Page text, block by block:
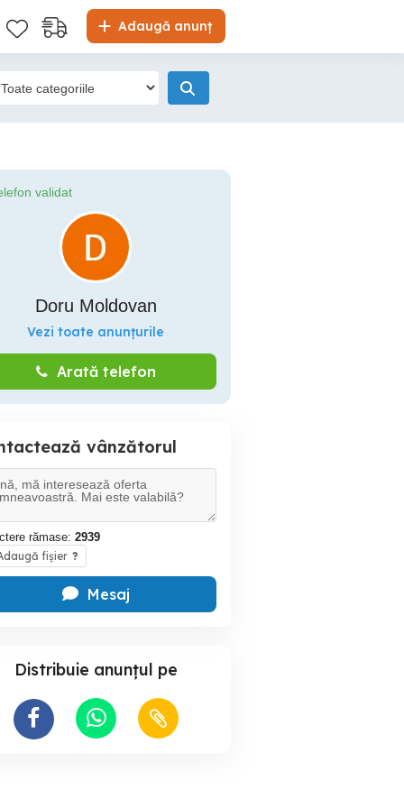
Adaugă anunț
validat
Doru Moldovan
Vezi toate anunțurile
Arată telefon
vânzătorul
rămase: 2939
fișier ?
Mesaj
Distribuie anunțul pe